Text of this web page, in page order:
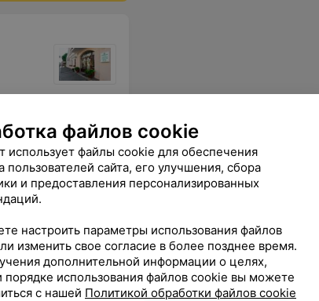
у вас, буду приходить еще
спине. Всем рекомендую. Еще
файлов cookie
использует файлы cookie для обеспечения
пользователей сайта, его улучшения, сбора
и предоставления персонализированных
настроить параметры использования файлов
изменить свое согласие в более позднее время.
дополнительной информации о целях,
порядке использования файлов cookie вы можете
с нашей Политикой обработки файлов cookie